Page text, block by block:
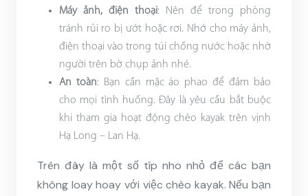
Máy ảnh, điện thoại: Nên để trong phòng
tránh rủi ro bị ướt hoặc rơi. Nhớ cho máy ảnh,
điện thoại vào trong túi chống nước hoặc nhờ
người trên bờ chụp ảnh nhé.
An toàn: Bạn cần mặc áo phao để đảm bảo
cho mọi tình huống. Đây là yêu cầu bắt buộc
khi tham gia hoạt động chèo kayak trên vịnh
Hạ Long – Lan Hạ.
Trên đây là một số típ nho nhỏ để các bạn
không loay hoay với việc chèo kayak. Nếu bạn